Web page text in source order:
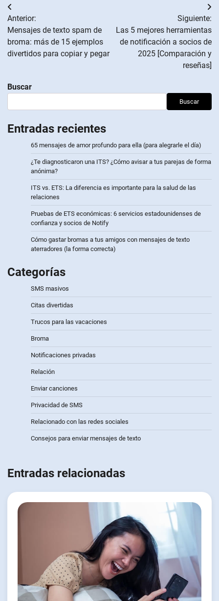
Navegación
de
entradas
Anterior:
Mensajes de texto spam de
broma: más de 15 ejemplos
divertidos para copiar y pegar
Siguiente:
Las 5 mejores herramientas
de notificación a socios de
2025 [Comparación y
reseñas]
Buscar
Buscar
Entradas recientes
65 mensajes de amor profundo para ella (para alegrarle el día)
¿Te diagnosticaron una ITS? ¿Cómo avisar a tus parejas de forma
anónima?
ITS vs. ETS: La diferencia es importante para la salud de las
relaciones
Pruebas de ETS económicas: 6 servicios estadounidenses de
confianza y socios de Notify
Cómo gastar bromas a tus amigos con mensajes de texto
aterradores (la forma correcta)
Categorías
SMS masivos
Citas divertidas
Trucos para las vacaciones
Broma
Notificaciones privadas
Relación
Enviar canciones
Privacidad de SMS
Relacionado con las redes sociales
Consejos para enviar mensajes de texto
Entradas relacionadas